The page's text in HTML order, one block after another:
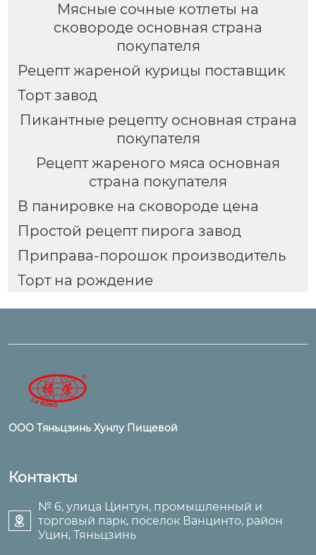
Мясные сочные котлеты на
сковороде основная страна
покупателя
Рецепт жареной курицы поставщик
Торт завод
Пикантные рецепту основная страна
покупателя
Рецепт жареного мяса основная
страна покупателя
В панировке на сковороде цена
Простой рецепт пирога завод
Приправа-порошок производитель
Торт на рождение
ООО Тяньцзинь Хунлу Пищевой
Контакты

№ 6, улица Цинтун, промышленный и
торговый парк, поселок Ванцинто, район
Уцин, Тяньцзинь